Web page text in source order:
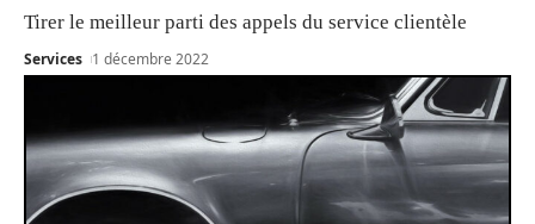
Tirer le meilleur parti des appels du service clientèle
Services 1 décembre 2022